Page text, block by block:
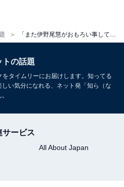
トの話題
タイムリーにお届けします。知ってる
い気分になれる、ネット発「知ら（な
サービス
All About Japan